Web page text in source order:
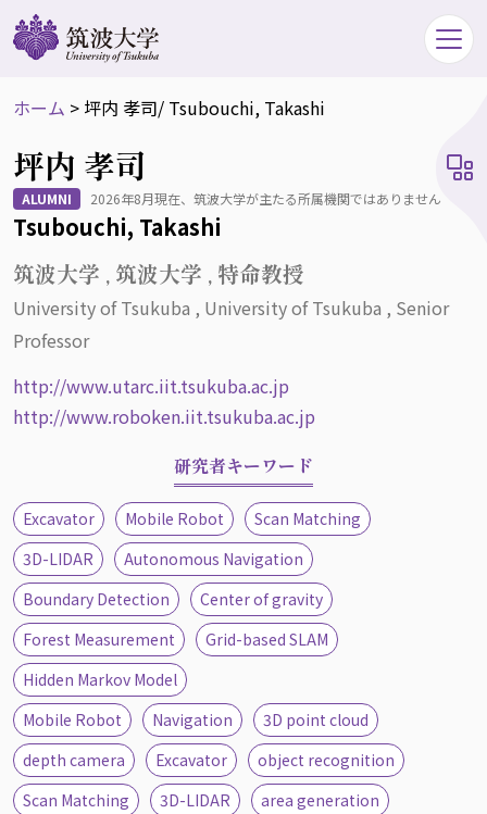
ホーム > 坪内 孝司/ Tsubouchi, Takashi
坪内 孝司
ALUMNI 2026年8月現在、筑波大学が主たる所属機関ではありません
Tsubouchi, Takashi
筑波大学 , 筑波大学 , 特命教授
University of Tsukuba , University of Tsukuba , Senior
Professor
http://www.utarc.iit.tsukuba.ac.jp
http://www.roboken.iit.tsukuba.ac.jp
研究者キーワード
Excavator Mobile Robot
Scan Matching
3D-LIDAR
Autonomous Navigation
Boundary Detection
Center of gravity
Forest Measurement
Grid-based SLAM
Hidden Markov Model
Mobile Robot
Navigation
3D point cloud
depth camera
Excavator
object recognition
Scan Matching
3D-LIDAR
area generation